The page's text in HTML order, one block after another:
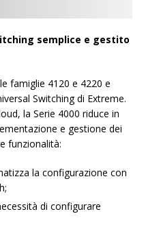
semplice e gestito
famiglie 4120 e 4220 e
Switching di Extreme.
la Serie 4000 riduce in
e gestione dei
funzionalità:
la configurazione con
di configurare